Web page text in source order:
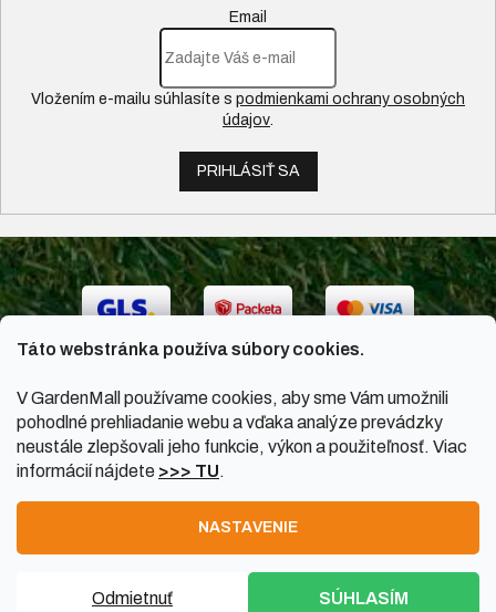
Táto webstránka používa súbory cookies.
V GardenMall používame cookies, aby sme Vám umožnili
pohodlné prehliadanie webu a vďaka analýze prevádzky
neustále zlepšovali jeho funkcie, výkon a použiteľnosť. Viac
informácií nájdete >>> TU.
NASTAVENIE
Odmietnuť SÚHLASÍM
Email
Vložením e-mailu súhlasíte s podmienkami ochrany osobných
údajov.
PRIHLÁSIŤ SA
GardenMall.sk
Upraviť nastavenie cookies